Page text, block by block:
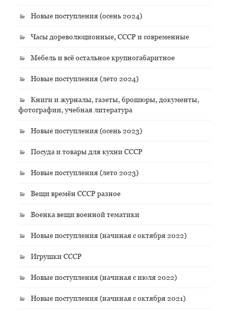
Новые поступления (осень 2024)
Часы дореволюционные, СССР и современные
Мебель и всё остальное крупногабаритное
Новые поступления (лето 2024)
Книги и журналы, газеты, брошюры, документы,
фотографии, учебная литература
Новые поступления (осень 2023)
Посуда и товары для кухни СССР
Новые поступления (лето 2023)
Вещи времён СССР разное
Военка вещи военной тематики
Новые поступления (начиная с октября 2022)
Игрушки СССР
Новые поступления (начиная с июля 2022)
Новые поступления (начиная с октября 2021)